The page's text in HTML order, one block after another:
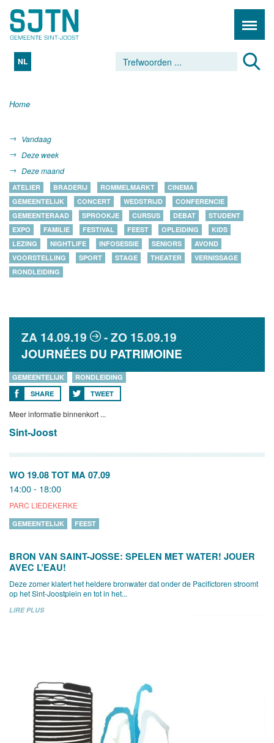
NL
Home
Vandaag
Deze week
Deze maand
ATELIER BRADERIJ ROMMELMARKT
CINEMA
GEMEENTELIJK
CONCERT WEDSTRIJD
CONFERENCIE
GEMEENTERAAD
SPROOKJE CURSUS DEBAT
STUDENT
EXPO
FAMILIE FESTIVAL FEEST OPLEIDING
KIDS
LEZING
NIGHTLIFE INFOSESSIE SENIORS
AVOND
VOORSTELLING
SPORT STAGE THEATER
VERNISSAGE
RONDLEIDING
ZA14.09.19 ZO15.09.19
JOURNÉES DU PATRIMOINE
GEMEENTELIJK
RONDLEIDING
SHARE
TWEET
Meer informatie binnenkort ...
Sint-Joost
WO 19.08 TOT MA 07.09
14:00 - 18:00
PARC LIEDEKERKE
GEMEENTELIJK FEEST
BRON VAN SAINT-JOSSE: SPELEN MET WATER! JOUER
AVEC L’EAU!
Deze zomer klatert het heldere bronwater dat onder de Pacifictoren stroomt
op het Sint-Joostplein en tot in het...
LIRE PLUS